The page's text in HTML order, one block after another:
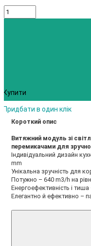
Купити
Придбати в один клік
Короткий опис
Витяжний модуль зі
перемикачами для
Індивідуальний дизайн
mm
Унікальна зручність для
Потужно – 640 m3/h на
Енергоефективність і
Елегантно й ефективно –